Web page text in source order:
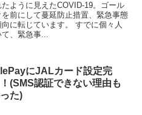
ように見えたCOVID-19。ゴール
前にして蔓延防止措置、緊急事態
に転じています。 すでに個々人
、緊急事...
にJALカード設定完
(SMS認証できない理由も
た)